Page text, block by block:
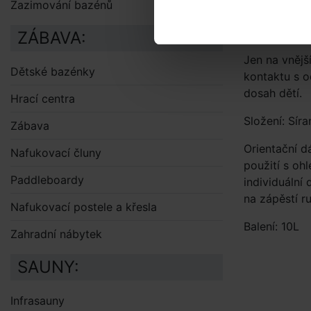
Jen na
kontaktu s
dosah dětí.
Složení:
Orientační
použití s
individuální
na zápěstí
Balení: 10L
Zazimování bazénů
ZÁBAVA:
Dětské bazénky
Hrací centra
Zábava
Nafukovací čluny
Paddleboardy
Nafukovací postele a křesla
Zahradní nábytek
SAUNY:
Infrasauny